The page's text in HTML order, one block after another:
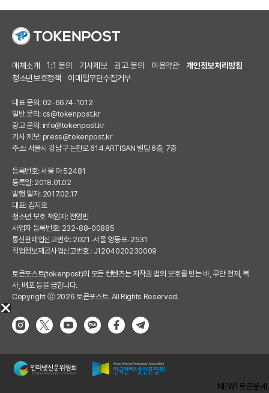
NEW! 토큰운세
매체소개 1:1 문의 기사제보 광고 문의 이용약관
개인정보처리방침
청소년보호정책
이메일무단수집거부
대표 문의: 02-6674-1012
일반 문의: cs@tokenpost.kr
광고 문의: info@tokenpost.kr
기사 제보: press@tokenpost.kr
주소: 서울시 강남구 논현로 614 ARTISAN 빌딩 6층, 7층
등록번호: 서울 아 52481
등록일: 2018.01.02
발행 일자: 2017.02.17
대표: 김지호
청소년 보호 책임자: 전영빈
사업자 등록번호: 232-88-00885
통신판매업신고번호: 2021-서울 영등포-2531
직업정보제공사업신고번호 : J1204020230009
토큰포스트(tokenpost)의 모든 컨텐츠는 저작권 법의 보호를 받는 바, 무단 전재, 복
사, 배포 등을 금합니다.
Copyright ⓒ 2026 토큰포스트. All Rights Reserved.